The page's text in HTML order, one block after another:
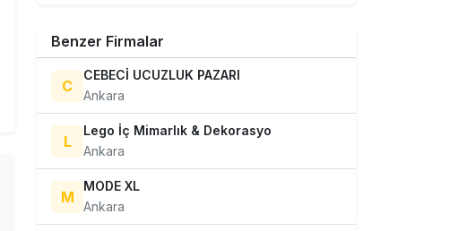
Benzer Firmalar
C
CEBECİ UCUZLUK PAZARI
Ankara
L
Lego İç Mimarlık & Dekorasyo
Ankara
M
MODE XL
Ankara